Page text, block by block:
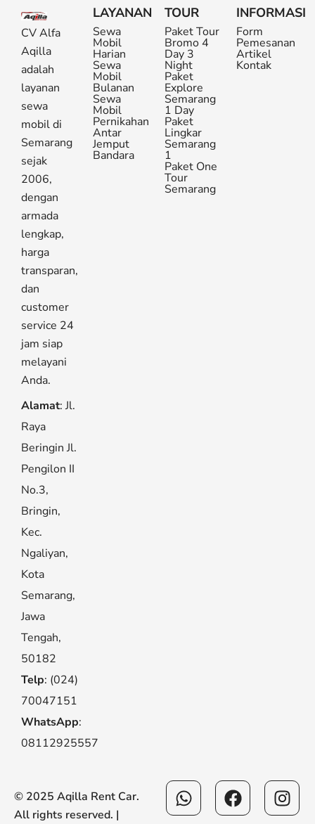
CV Alfa
Aqilla
adalah
layanan
sewa
mobil di
Semarang
sejak
2006,
dengan
armada
lengkap,
harga
transparan,
dan
customer
service 24
jam siap
melayani
Anda.
Alamat: Jl.
Raya
Beringin Jl.
Pengilon II
No.3,
Bringin,
Kec.
Ngaliyan,
Kota
Semarang,
Jawa
Tengah,
50182
Telp: (024)
70047151
WhatsApp:
08112925557
LAYANAN
Sewa
Mobil
Harian
Sewa
Mobil
Bulanan
Sewa
Mobil
Pernikahan
Antar
Jemput
Bandara
TOUR
Paket Tour
Bromo 4
Day 3
Night
Paket
Explore
Semarang
1 Day
Paket
Lingkar
Semarang
1
Paket One
Tour
Semarang
INFORMASI
Form
Pemesanan
Artikel
Kontak
© 2025 Aqilla Rent Car.
All rights reserved. |
WhatsappFacebook